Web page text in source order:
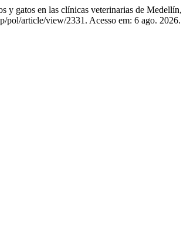
en las clínicas veterinarias de Medellín,
article/view/2331. Acesso em: 6 ago. 2026.